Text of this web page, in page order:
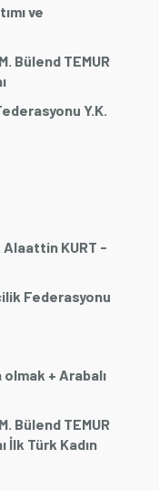
ve
Bülend TEMUR
Y.K.
Alaattin KURT -
Federasyonu
olmak + Arabalı
Bülend TEMUR
İlk Türk Kadın